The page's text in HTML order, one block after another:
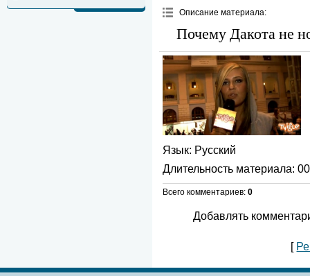
Описание материала:
Почему Дакота не
Язык: Русский
Длительность материала:
Всего комментариев: 0
Добавлять
[